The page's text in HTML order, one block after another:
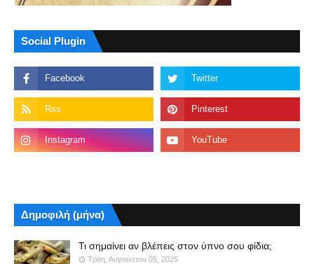
Social Plugin
Δημοφιλή (μήνα)
Τι σημαίνει αν βλέπεις στον ύπνο σου φίδια;
Τρίτη, Αυγούστου 05, 2025